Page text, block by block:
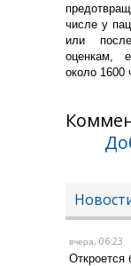
числе у
или
оценкам,
около 1600
вчера, 06:23
Откроется